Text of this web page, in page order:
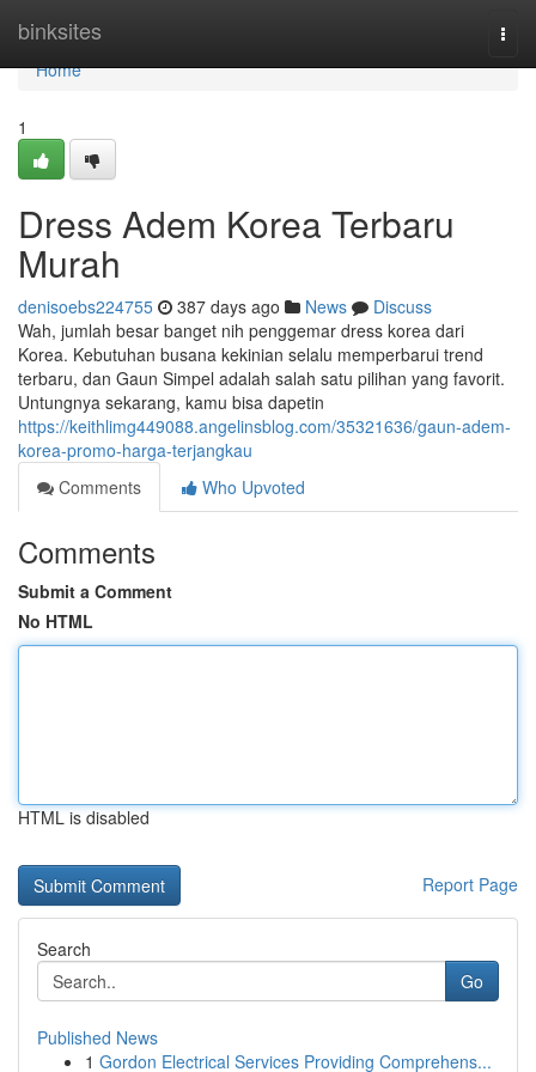
binksites
Home
Home
1
Dress Adem Korea Terbaru
Murah
denisoebs224755 387 days ago News
Discuss
Wah, jumlah besar banget nih penggemar dress korea dari
Korea. Kebutuhan busana kekinian selalu memperbarui trend
terbaru, dan Gaun Simpel adalah salah satu pilihan yang favorit.
Untungnya sekarang, kamu bisa dapetin
https://keithlimg449088.angelinsblog.com/35321636/gaun-adem-
korea-promo-harga-terjangkau
Comments
Who Upvoted
Comments
Submit a Comment
No HTML
HTML is disabled
Report Page
Search
Go
Published News
1 Gordon Electrical Services Providing Comprehens...